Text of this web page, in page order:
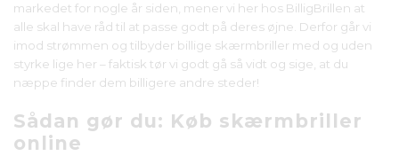
markedet for nogle år siden, mener vi her hos BilligBrillen at
alle skal have råd til at passe godt på deres øjne. Derfor går vi
imod strømmen og tilbyder billige skærmbriller med og uden
styrke lige her – faktisk tør vi godt gå så vidt og sige, at du
næppe finder dem billigere andre steder!
Sådan gør du: Køb skærmbriller
online